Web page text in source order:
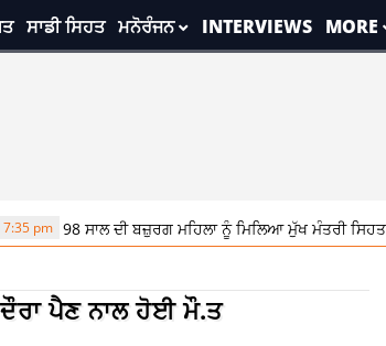
ਸਾਡੀ ਸਿਹਤ ਮਨੋਰੰਜਨ INTERVIEWS MORE
ਸਾਲ ਦੀ ਬਜ਼ੁਰਗ ਮਹਿਲਾ ਨੂੰ ਮਿਲਿਆ ਮੁੱਖ ਮੰਤਰੀ ਸਿਹਤ ਯੋਜਨਾ
ਪੈਣ ਨਾਲ ਹੋਈ ਮੌ.ਤ